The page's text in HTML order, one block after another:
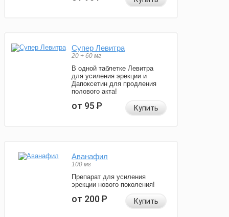
Супер Левитра
20 + 60 мг
В одной таблетке Левитра
для усиления эрекции и
Дапоксетин для продления
полового акта!
от 95Р Купить
Аванафил
100 мг
Препарат для усиления
эрекции нового поколения!
от 200Р Купить